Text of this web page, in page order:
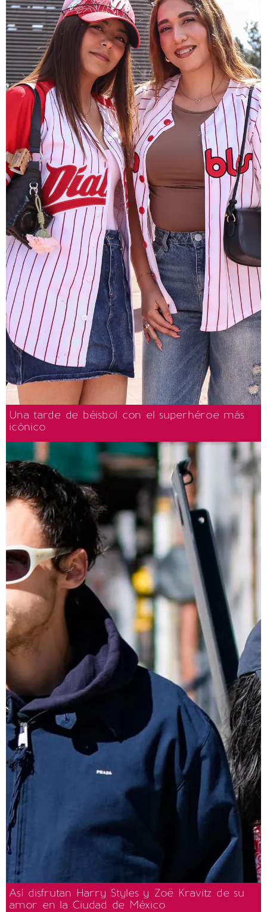
Una tarde de béisbol con el superhéroe más
icónico
Así disfrutan Harry Styles y Zoë Kravitz de su
amor en la Ciudad de México